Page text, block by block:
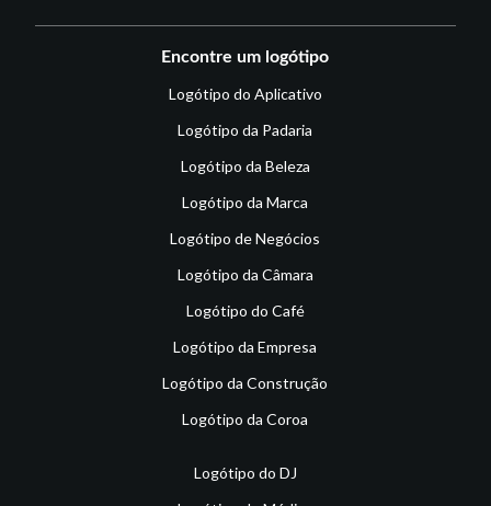
Encontre um logótipo
Logótipo do Aplicativo
Logótipo da Padaria
Logótipo da Beleza
Logótipo da Marca
Logótipo de Negócios
Logótipo da Câmara
Logótipo do Café
Logótipo da Empresa
Logótipo da Construção
Logótipo da Coroa
Logótipo do DJ